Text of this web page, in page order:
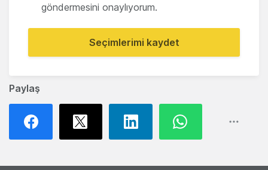
Paylaş
göndermesini onaylıyorum.
Seçimlerimi kaydet